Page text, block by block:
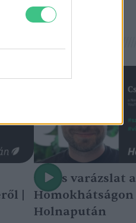
|
Nincs varázslat a
Homokhátságon |
Holnapután